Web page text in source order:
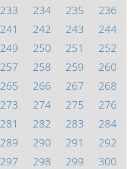
233 234 235
236
241 242 243
244
249 250 251
252
257 258 259
260
265 266 267
268
273 274 275
276
281 282 283
284
289 290 291
292
297 298 299
300